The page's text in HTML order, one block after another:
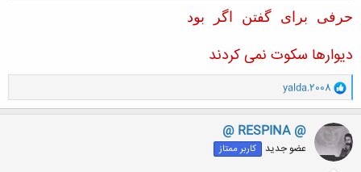
حرفی برای گفتن اگر بود
دیوارها سکوت نمی کردند
و
ا
ک
ن
ش
ه
ا
yalda.2008
@ RESPINA @
عضو جدید کاربر ممتاز